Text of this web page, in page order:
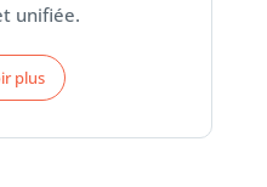
unifiée.
plus